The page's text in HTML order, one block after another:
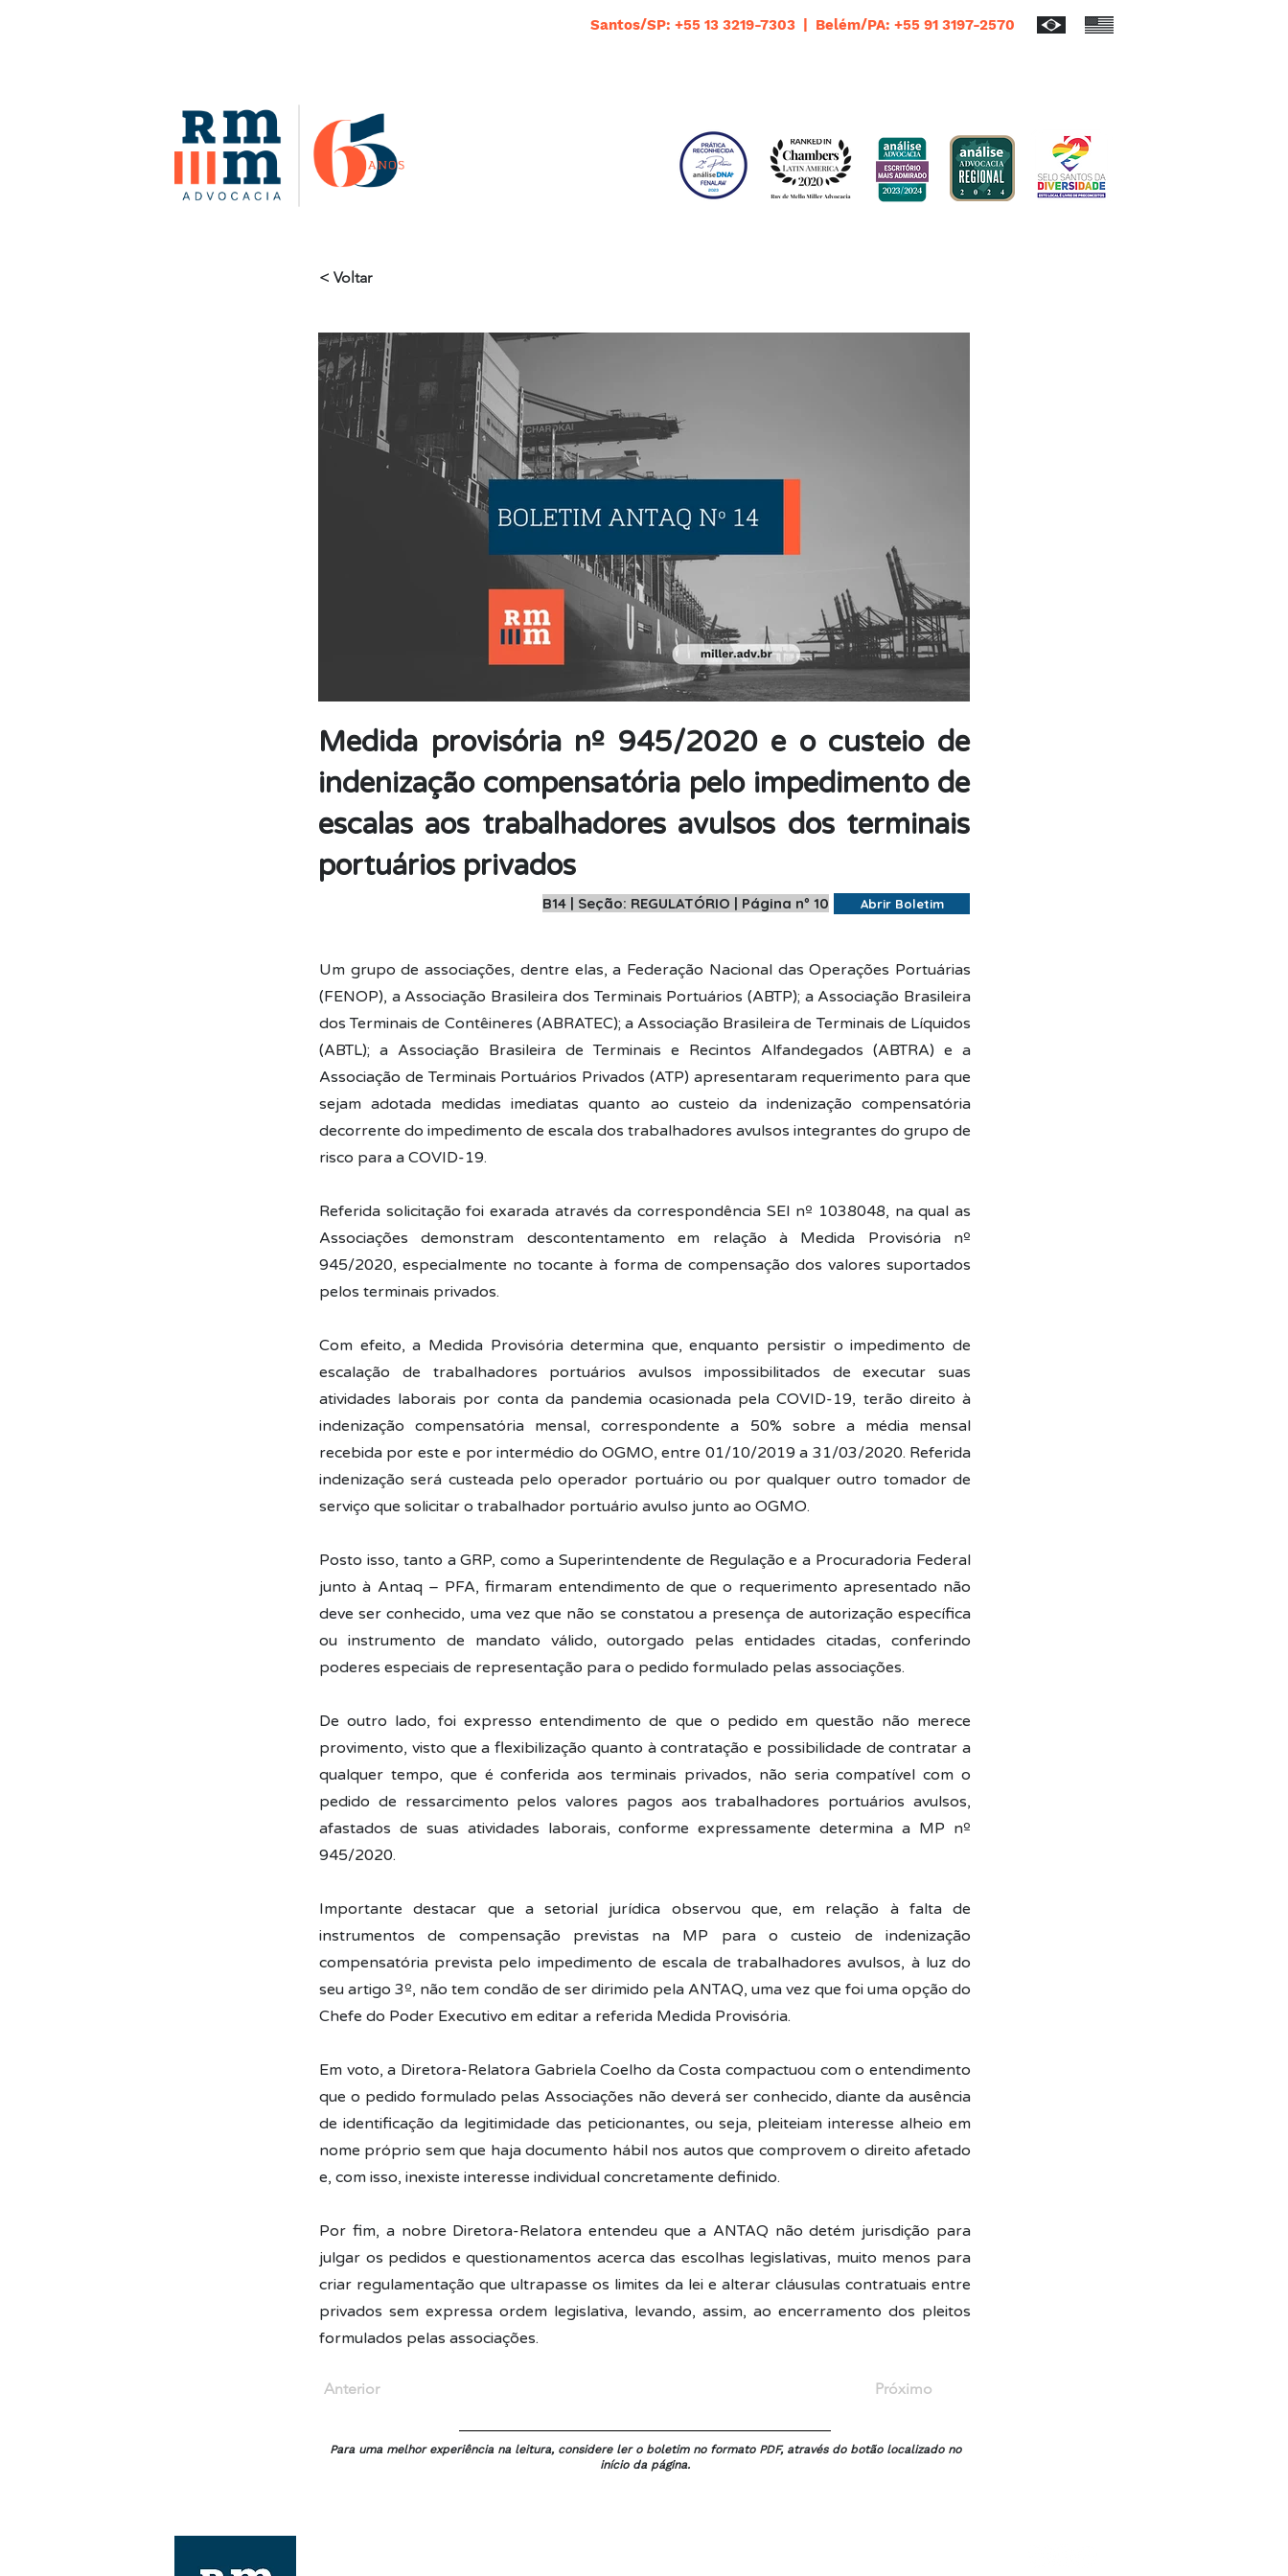
Santos/SP: +55 13 3219-7303 | Belém/PA: +55 91 3197-2570
< Voltar
Medida provisória nº 945/2020 e o custeio de
indenização compensatória pelo impedimento de
escalas aos trabalhadores avulsos dos terminais
portuários privados
B14 | Seção: REGULATÓRIO | Página nº 10 Abrir Boletim
Um grupo de associações, dentre elas, a Federação Nacional das Operações Portuárias
(FENOP), a Associação Brasileira dos Terminais Portuários (ABTP); a Associação Brasileira
dos Terminais de Contêineres (ABRATEC); a Associação Brasileira de Terminais de Líquidos
(ABTL); a Associação Brasileira de Terminais e Recintos Alfandegados (ABTRA) e a
Associação de Terminais Portuários Privados (ATP) apresentaram requerimento para que
sejam adotada medidas imediatas quanto ao custeio da indenização compensatória
decorrente do impedimento de escala dos trabalhadores avulsos integrantes do grupo de
risco para a COVID-19.
Referida solicitação foi exarada através da correspondência SEI nº 1038048, na qual as
Associações demonstram descontentamento em relação à Medida Provisória nº
945/2020, especialmente no tocante à forma de compensação dos valores suportados
pelos terminais privados.
Com efeito, a Medida Provisória determina que, enquanto persistir o impedimento de
escalação de trabalhadores portuários avulsos impossibilitados de executar suas
atividades laborais por conta da pandemia ocasionada pela COVID-19, terão direito à
indenização compensatória mensal, correspondente a 50% sobre a média mensal
recebida por este e por intermédio do OGMO, entre 01/10/2019 a 31/03/2020. Referida
indenização será custeada pelo operador portuário ou por qualquer outro tomador de
serviço que solicitar o trabalhador portuário avulso junto ao OGMO.
Posto isso, tanto a GRP, como a Superintendente de Regulação e a Procuradoria Federal
junto à Antaq – PFA, firmaram entendimento de que o requerimento apresentado não
deve ser conhecido, uma vez que não se constatou a presença de autorização específica
ou instrumento de mandato válido, outorgado pelas entidades citadas, conferindo
poderes especiais de representação para o pedido formulado pelas associações.
De outro lado, foi expresso entendimento de que o pedido em questão não merece
provimento, visto que a flexibilização quanto à contratação e possibilidade de contratar a
qualquer tempo, que é conferida aos terminais privados, não seria compatível com o
pedido de ressarcimento pelos valores pagos aos trabalhadores portuários avulsos,
afastados de suas atividades laborais, conforme expressamente determina a MP nº
945/2020.
Importante destacar que a setorial jurídica observou que, em relação à falta de
instrumentos de compensação previstas na MP para o custeio de indenização
compensatória prevista pelo impedimento de escala de trabalhadores avulsos, à luz do
seu artigo 3º, não tem condão de ser dirimido pela ANTAQ, uma vez que foi uma opção do
Chefe do Poder Executivo em editar a referida Medida Provisória.
Em voto, a Diretora-Relatora Gabriela Coelho da Costa compactuou com o entendimento
que o pedido formulado pelas Associações não deverá ser conhecido, diante da ausência
de identificação da legitimidade das peticionantes, ou seja, pleiteiam interesse alheio em
nome próprio sem que haja documento hábil nos autos que comprovem o direito afetado
e, com isso, inexiste interesse individual concretamente definido.
Por fim, a nobre Diretora-Relatora entendeu que a ANTAQ não detém jurisdição para
julgar os pedidos e questionamentos acerca das escolhas legislativas, muito menos para
criar regulamentação que ultrapasse os limites da lei e alterar cláusulas contratuais entre
privados sem expressa ordem legislativa, levando, assim, ao encerramento dos pleitos
formulados pelas associações.
Anterior Próximo
Para uma melhor experiência na leitura, considere ler o boletim no formato PDF, através do botão localizado no
início da página.